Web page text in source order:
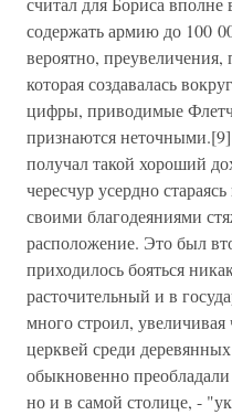
содержать армию до 100
вероятно, преувеличения,
которая создавалась
цифры, приводимые
признаются
получал такой хороший
чересчур усердно
своими благодеяниями
расположение. Это был
приходилось бояться
расточительный и в
много строил,
церквей среди
обыкновенно
но и в самой столице, -